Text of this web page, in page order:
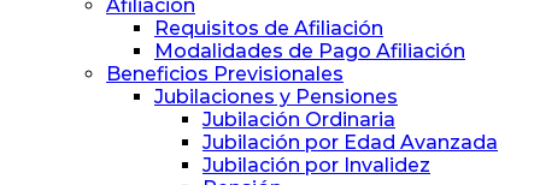
Afiliación
Requisitos de Afiliación
Modalidades de Pago Afiliación
Beneficios Previsionales
Jubilaciones y Pensiones
Jubilación Ordinaria
Jubilación por Edad Avanzada
Jubilación por Invalidez